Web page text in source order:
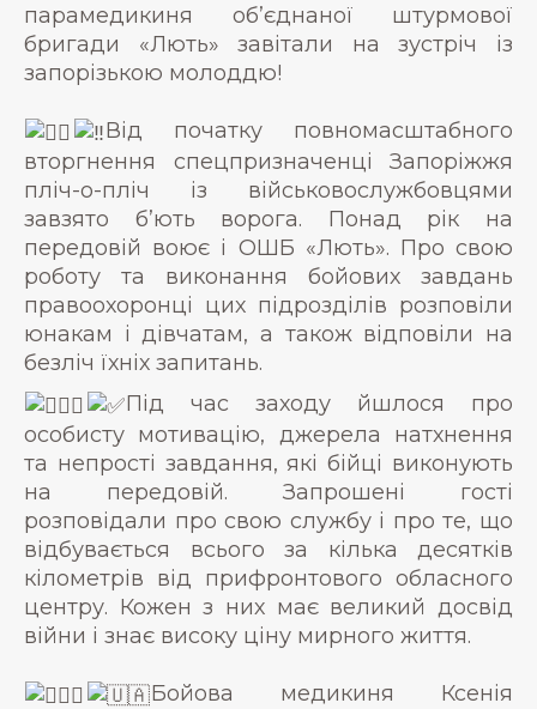
парамедикиня об’єднаної штурмової
бригади «Лють» завітали на зустріч із
запорізькою молоддю!
Від початку повномасштабного
вторгнення спецпризначенці Запоріжжя
пліч-о-пліч із військовослужбовцями
завзято б’ють ворога. Понад рік на
передовій воює і ОШБ «Лють». Про свою
роботу та виконання бойових завдань
правоохоронці цих підрозділів розповіли
юнакам і дівчатам, а також відповіли на
безліч їхніх запитань.
Під час заходу йшлося про
особисту мотивацію, джерела натхнення
та непрості завдання, які бійці виконують
на передовій. Запрошені гості
розповідали про свою службу і про те, що
відбувається всього за кілька десятків
кілометрів від прифронтового обласного
центру. Кожен з них має великий досвід
війни і знає високу ціну мирного життя.
Бойова медикиня Ксенія